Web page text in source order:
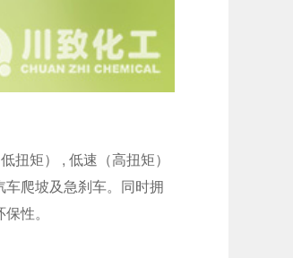
扭矩） , 低速（高扭矩）
爬坡及急刹车。同时拥
性。